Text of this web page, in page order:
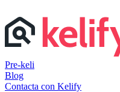
Pre-keli
Blog
Contacta con Kelify